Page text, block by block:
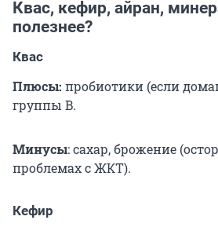
Квас, кефир, айран,
полезнее?
Квас
Плюсы: пробиотики (если
группы B.
Минусы: сахар, брожение
проблемах с ЖКТ).
Кефир